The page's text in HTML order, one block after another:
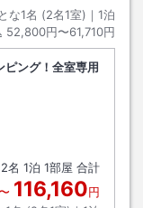
な1名 (2名1室)｜ 1泊
52,800円〜61,710円
ピング！全室専用
2名 1泊 1部屋 合計
116,160円